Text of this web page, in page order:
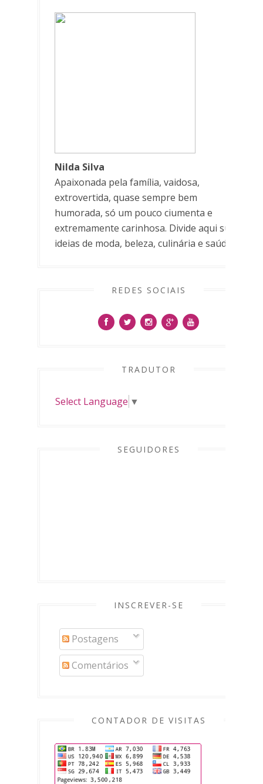
Nilda Silva
Apaixonada pela família, vaidosa,
extrovertida, quase sempre bem
humorada, só um pouco ciumenta e
extremamente carinhosa. Divide aqui suas
ideias de moda, beleza, culinária e saúde.
REDES SOCIAIS
TRADUTOR
Select Language ▼
SEGUIDORES
INSCREVER-SE
Postagens
Comentários
CONTADOR DE VISITAS